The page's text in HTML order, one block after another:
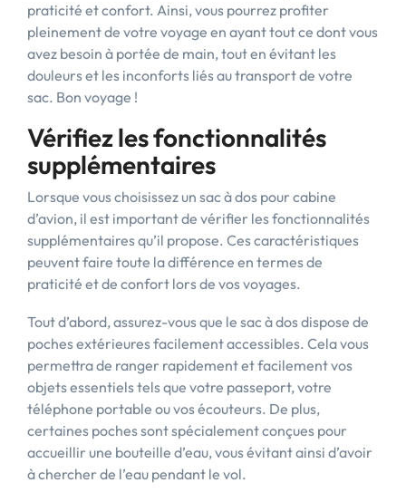
praticité et confort. Ainsi, vous pourrez profiter
pleinement de votre voyage en ayant tout ce dont vous
avez besoin à portée de main, tout en évitant les
douleurs et les inconforts liés au transport de votre
sac. Bon voyage !
Vérifiez les fonctionnalités
supplémentaires
Lorsque vous choisissez un sac à dos pour cabine
d’avion, il est important de vérifier les fonctionnalités
supplémentaires qu’il propose. Ces caractéristiques
peuvent faire toute la différence en termes de
praticité et de confort lors de vos voyages.
Tout d’abord, assurez-vous que le sac à dos dispose de
poches extérieures facilement accessibles. Cela vous
permettra de ranger rapidement et facilement vos
objets essentiels tels que votre passeport, votre
téléphone portable ou vos écouteurs. De plus,
certaines poches sont spécialement conçues pour
accueillir une bouteille d’eau, vous évitant ainsi d’avoir
à chercher de l’eau pendant le vol.